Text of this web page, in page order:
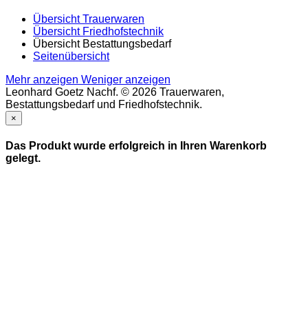
Übersicht Trauerwaren
Übersicht Friedhofstechnik
Übersicht Bestattungsbedarf
Seitenübersicht
Mehr anzeigen Weniger anzeigen
Leonhard Goetz Nachf. © 2026 Trauerwaren,
Bestattungsbedarf und Friedhofstechnik.
×
Das Produkt wurde erfolgreich in Ihren Warenkorb
gelegt.